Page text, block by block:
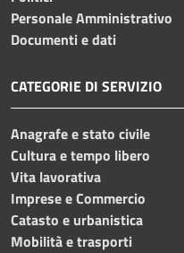
Personale Amministrativo
Documenti e dati
CATEGORIE DI SERVIZIO
Anagrafe e stato civile
Cultura e tempo libero
Vita lavorativa
Imprese e Commercio
Catasto e urbanistica
Mobilità e trasporti